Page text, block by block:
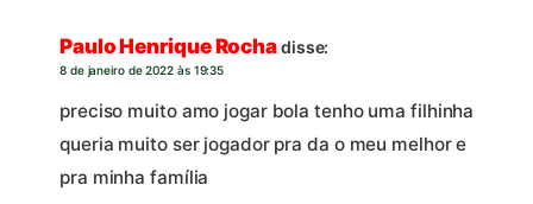
Paulo Henrique Rochadisse:
8 de janeiro de 2022 às 19:35
preciso muito amo jogar bola tenho uma filhinha
queria muito ser jogador pra da o meu melhor e
pra minha família